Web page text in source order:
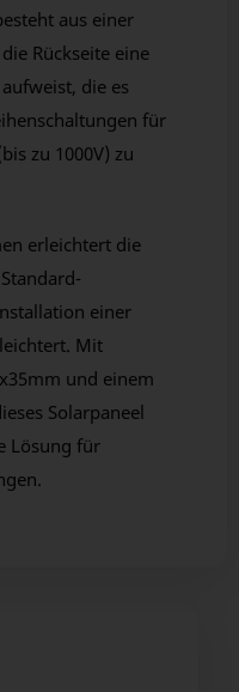
aus einer
Rückseite eine
die es
für
zu 1000V) zu
erleichtert die
einer
Mit
und einem
Solarpaneel
Lösung für